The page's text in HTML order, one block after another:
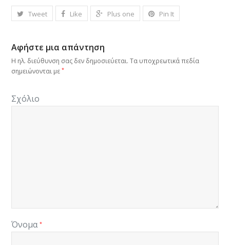
Tweet Like Plus one Pin It
Αφήστε μια απάντηση
Η ηλ. διεύθυνση σας δεν δημοσιεύεται. Τα υποχρεωτικά πεδία
σημειώνονται με*
Σχόλιο
Όνομα*